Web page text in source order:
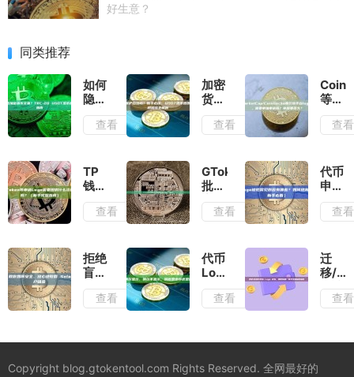
好生意？
同类推荐
如何
隐匿
加密
货币
TRC-
20
USDT
混币
器操
指南
查看
加密
货币
隐私
保护
新手
必
读：
USDT
混币
理、
风险
规路
径全
查看
等行
情平
示，
需要
单独
申请
吗？
要多
久？
查看
TP
钱
包/ImToken
等申
需要
提供
什么
料？
严格
（新
查看
GTokenTool
批量
空投
工具
型代
币社
区？
一文
读懂
查看
代币
申请
Logo
被拒
有哪
些？
如何
提高
通过
（新
查看
拒绝
盲
签！
教你
全、
地收
查看
代币
Logo
偶尔
不显
到底
查看
迁
移/
桥接
代币
丢
查看
Copyright blog.gtokentool.com Rights Reserved. 全网最好的